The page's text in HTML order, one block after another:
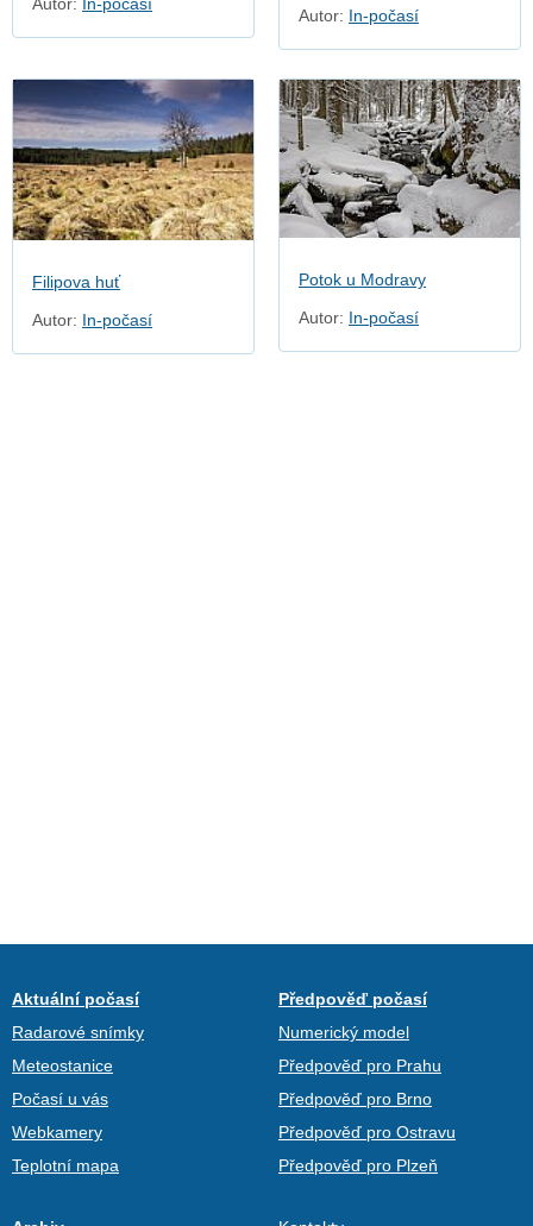
Autor: In-počasí
Filipova huť
Autor: In-počasí
Potok u Modravy
Autor: In-počasí
Aktuální počasí
Radarové snímky
Meteostanice
Počasí u vás
Webkamery
Teplotní mapa
Předpověď počasí
Numerický model
Předpověď pro Prahu
Předpověď pro Brno
Předpověď pro Ostravu
Předpověď pro Plzeň